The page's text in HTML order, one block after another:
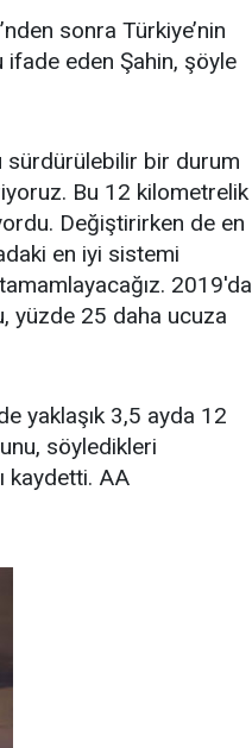
sonra Türkiye’nin
eden Şahin, şöyle
sürdürülebilir bir durum
Bu 12 kilometrelik
Değiştirirken de en
en iyi sistemi
2019'da
yüzde 25 daha ucuza
yaklaşık 3,5 ayda 12
söyledikleri
kaydetti. AA